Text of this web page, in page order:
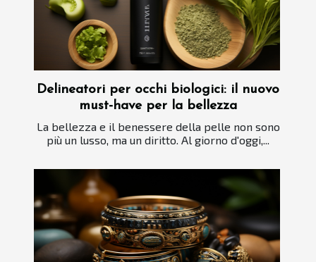
Delineatori per occhi biologici: il nuovo
must-have per la bellezza
La bellezza e il benessere della pelle non sono
più un lusso, ma un diritto. Al giorno d'oggi,...